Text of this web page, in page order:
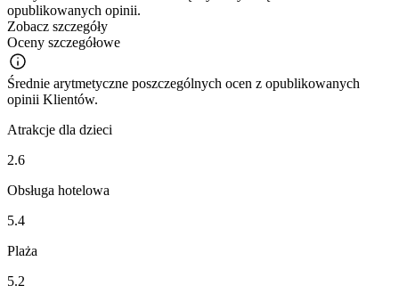
opublikowanych opinii.
Zobacz szczegóły
Oceny szczegółowe
Średnie arytmetyczne poszczególnych ocen z opublikowanych
opinii Klientów.
Atrakcje dla dzieci
2.6
Obsługa hotelowa
5.4
Plaża
5.2